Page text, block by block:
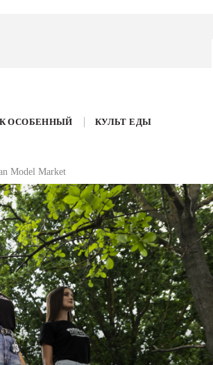
ОСОБЕННЫЙ КУЛЬТ ЕДЫ
Model Market